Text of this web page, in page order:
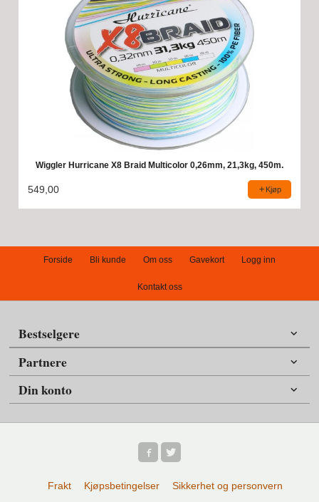
Wiggler Hurricane X8 Braid Multicolor 0,26mm, 21,3kg, 450m.
549,00 Kjøp
Forside Bli kunde Om oss Gavekort Logg inn
Kontakt oss
Bestselgere
Partnere
Din konto
Frakt Kjøpsbetingelser Sikkerhet og personvern